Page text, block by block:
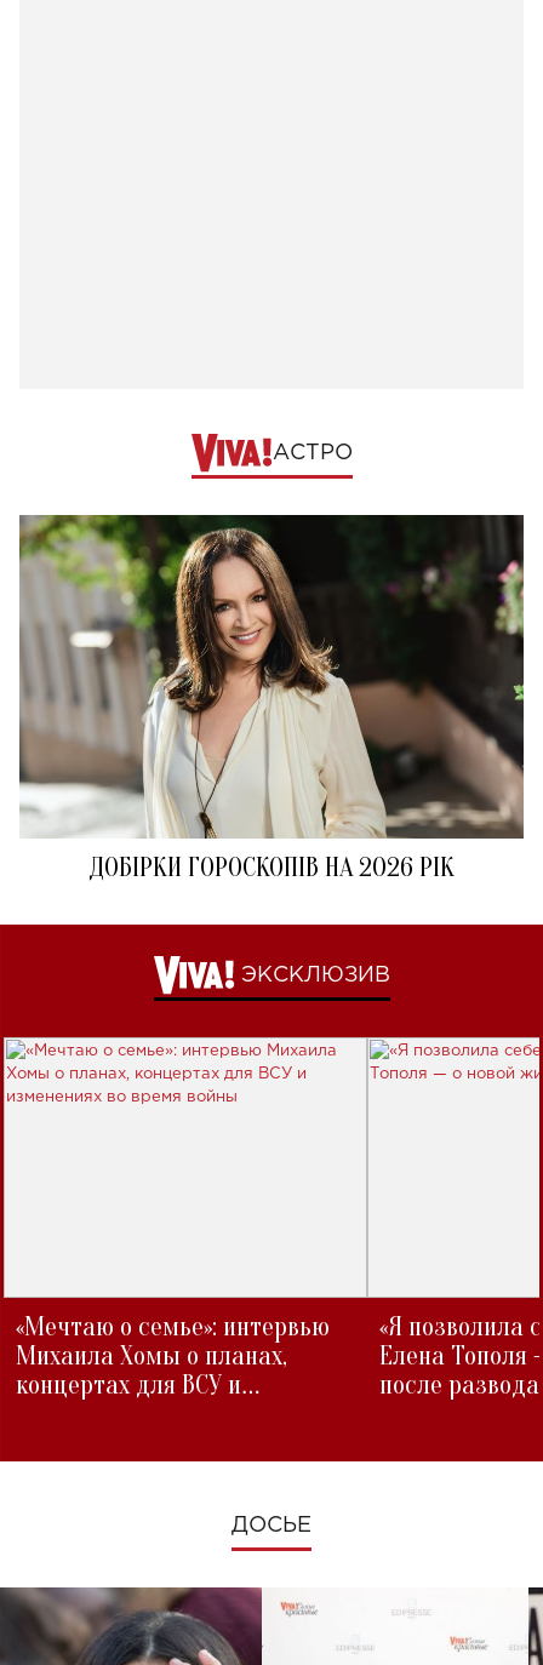
АСТРО
ДОБІРКИ ГОРОСКОПІВ НА 2026 РІК
ЭКСКЛЮЗИВ
«Мечтаю о семье»: интервью
Михаила Хомы о планах,
концертах для ВСУ и
«Я позволила
Елена Тополя
после развода
ДОСЬЕ